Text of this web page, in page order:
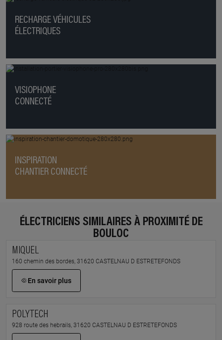
RECHARGE VÉHICULES
ÉLECTRIQUES
VISIOPHONE
CONNECTÉ
INSPIRATION
CHANTIER CONNECTÉ
ÉLECTRICIENS SIMILAIRES À PROXIMITÉ DE
BOULOC
MIQUEL
160 chemin des bordes, 31620 CASTELNAU D ESTRETEFONDS
En savoir plus
POLYTECH
928 route des hebrails, 31620 CASTELNAU D ESTRETEFONDS